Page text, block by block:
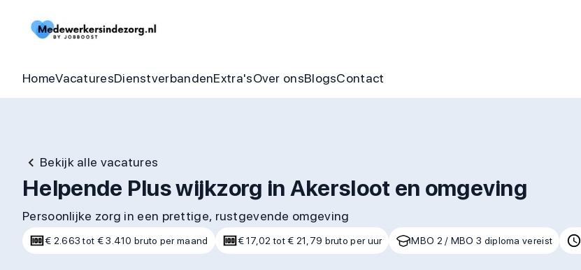
HomeVacatures
Begeleider vacatures
Thuishulp vacatures
Dienstverbanden
Detachering
In dienst zorgorganisatie
Extra's
Aandraagbonus
Over ons
Trainingen & cursussen
BlogsContact
Bekijk alle vacatures
Helpende Plus wijkzorg in Akersloot en omgeving
Persoonlijke zorg in een prettige, rustgevende omgeving
€ 2.663 tot € 3.410 bruto per maand € 17,02 tot € 21,79 bruto per uur MBO 2 / MBO 3 diploma vereist